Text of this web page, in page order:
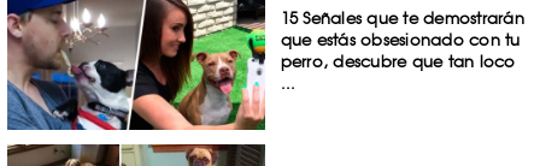
15 Señales que te demostrarán
que estás obsesionado con tu
perro, descubre que tan loco
...